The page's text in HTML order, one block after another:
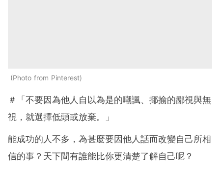
Photo from Pinterest
＃「不要因為他人自以為是的嘲諷、揶揄的鄙視與無
視，就選擇低頭或放棄。」
能成功的人不多，為甚麼要因他人話而改變自己所相
信的事？天下間有誰能比你更清楚了解自己呢？